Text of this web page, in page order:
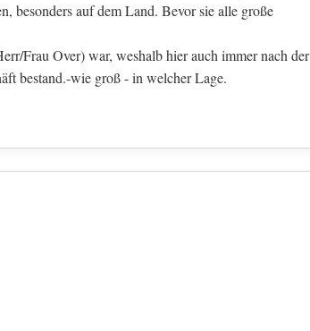
besonders auf dem Land. Bevor sie alle große
Frau Over) war, weshalb hier auch immer nach der
bestand.-wie groß - in welcher Lage.